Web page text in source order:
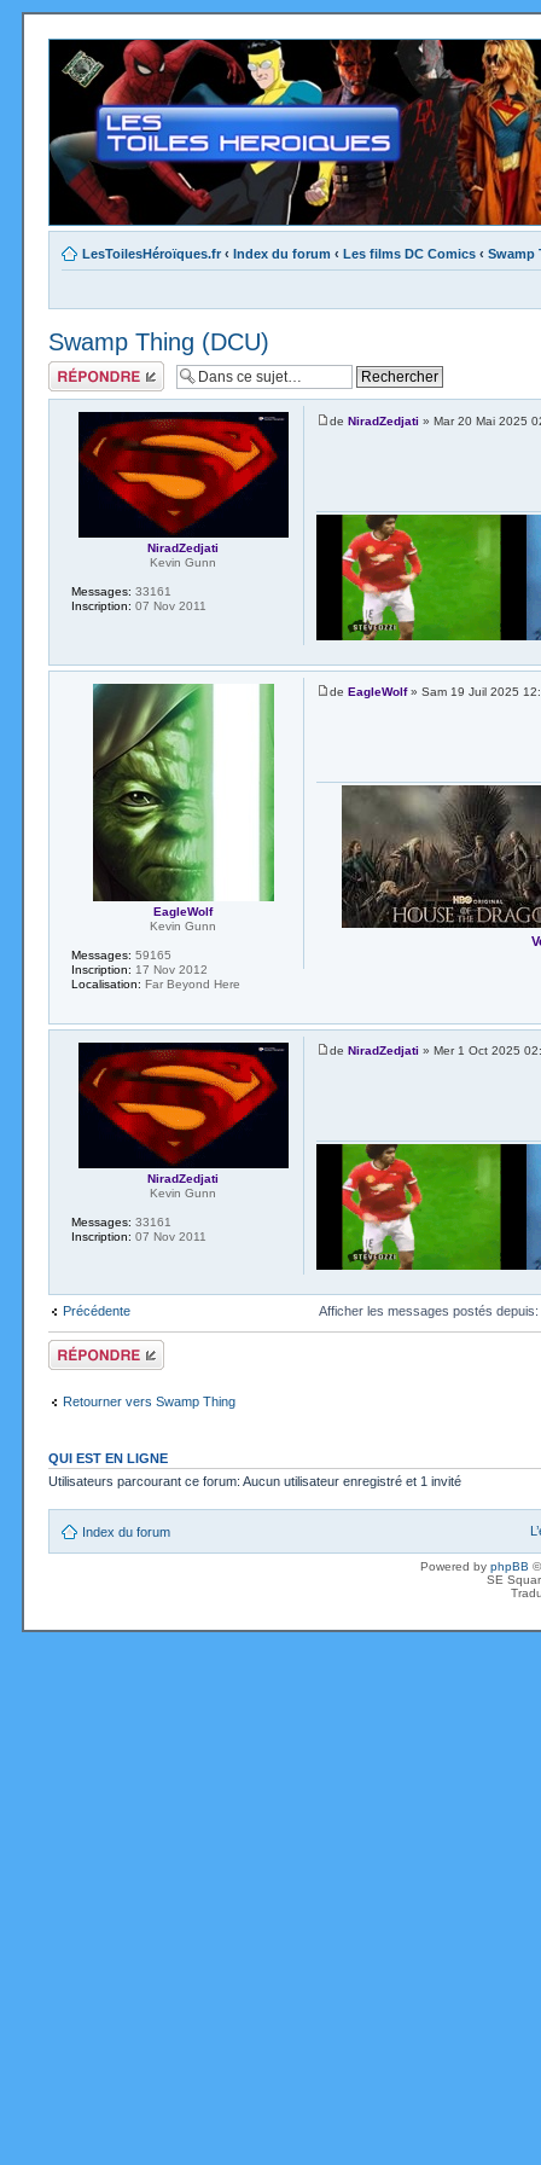
LesToilesHéroïques.fr ‹ Index du forum ‹ Les films DC Comics ‹ Swamp
Swamp Thing (DCU)
Répondre
de NiradZedjati » Mar 20 Mai 2025
NiradZedjati
Kevin Gunn
Messages: 33161
Inscription: 07 Nov 2011
de EagleWolf» Sam 19 Juil 2025
EagleWolf
Kevin Gunn
Messages: 59165
Inscription: 17 Nov 2012
Localisation: Far Beyond Here
de NiradZedjati » Mer 1 Oct 2025
NiradZedjati
Kevin Gunn
Messages: 33161
Inscription: 07 Nov 2011
Précédente Afficher les messages postés depuis:
Répondre
Retourner vers Swamp Thing
QUI EST EN LIGNE
Utilisateurs parcourant ce forum: Aucun utilisateur enregistré et 1 invité
Index du forum
Powered by phpBB
SE